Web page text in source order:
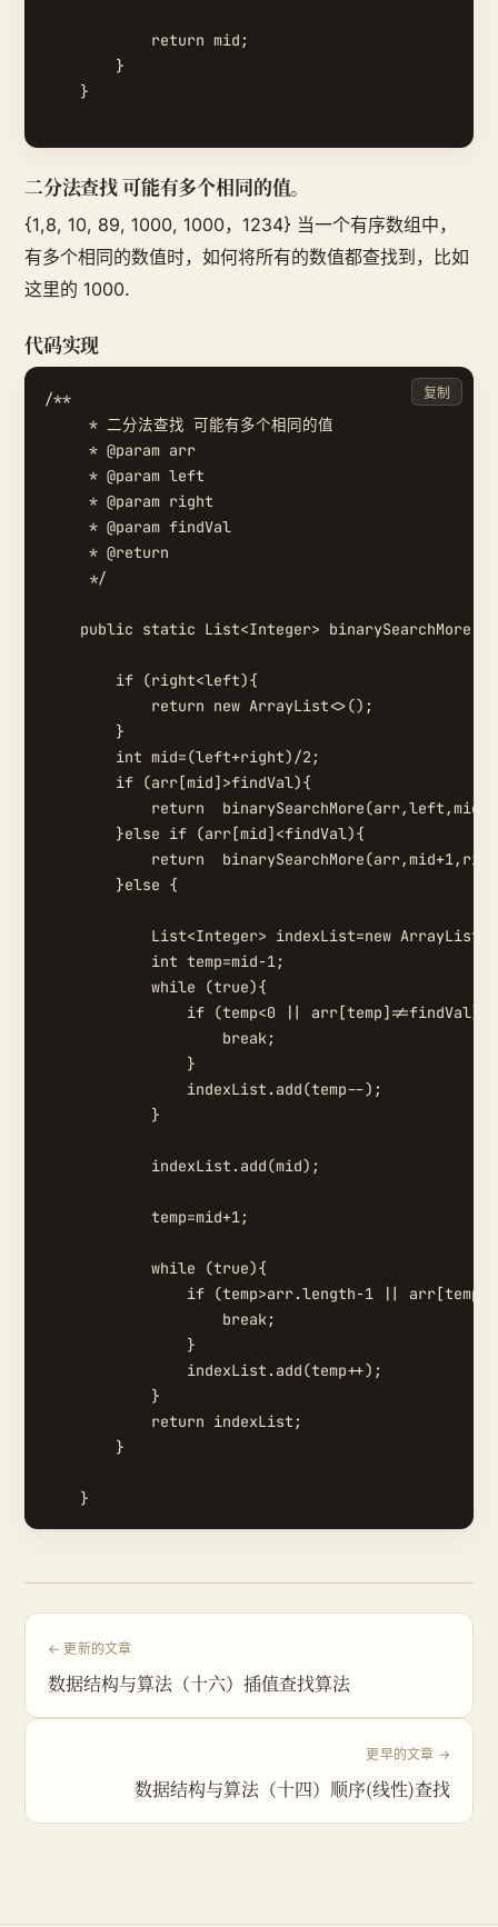
            return mid;
        }
    }
二分法查找 可能有多个相同的值。
{1,8, 10, 89, 1000, 1000，1234} 当一个有序数组中，
有多个相同的数值时，如何将所有的数值都查找到，比如
这里的 1000.
代码实现
/**
     * 二分法查找 可能有多个相同的值
     * @param arr
     * @param left
     * @param right
     * @param findVal
     * @return
     */
public static List<Integer>
        if (right<left){
            return new ArrayList<>();
        }
        int mid=(left+right)/2;
        if (arr[mid]>findVal){
return  binarySearchMore(arr,left,mid-
        }else if (arr[mid]<findVal){
return
        }else {
List<Integer> indexList=new
            int temp=mid-1;
            while (true){
                if (temp<0 || arr[temp]!=findVal){
                    break;
                }
                indexList.add(temp--);
            }
            indexList.add(mid);
            temp=mid+1;
            while (true){
if (temp>arr.length-1 ||
                    break;
                }
                indexList.add(temp++);
            }
            return indexList;
        }
复制
← 更新的文章
数据结构与算法（十六）插值查找算法
更早的文章 →
数据结构与算法（十四）顺序(线性)查找